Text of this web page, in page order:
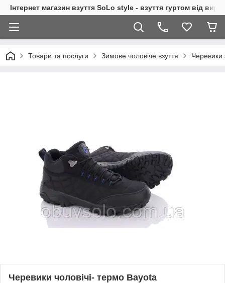
Інтернет магазин взуття SoLo style - взуття гуртом від
Товари та послуги Зимове чоловіче взуття Черевики
Черевики чоловічі- термо Bayota